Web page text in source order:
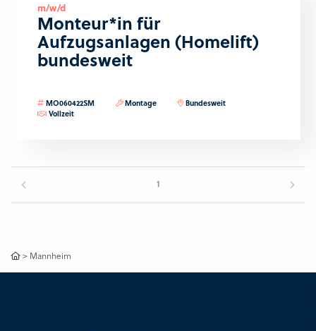
m/w/d
Monteur*in für
Aufzugsanlagen (Homelift)
bundesweit
MO060422SM Montage
Bundesweit
Vollzeit
1
> Mannheim